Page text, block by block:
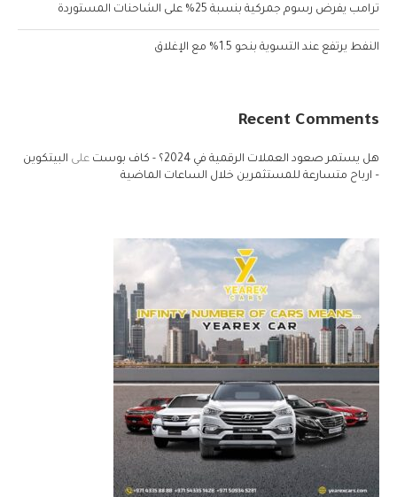
ترامب يفرض رسوم جمركية بنسبة 25% على الشاحنات المستوردة
النفط يرتفع عند التسوية بنحو 1.5% مع الإغلاق
Recent Comments
هل يستمر صعود العملات الرقمية في 2024؟ - كاف بوست على البيتكوين
– ارباح متسارعة للمستثمرين خلال الساعات الماضية